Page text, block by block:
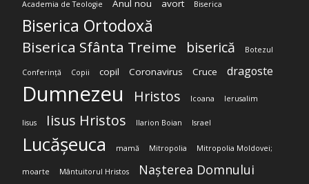
Academia de Teologie Anul nou avort Biserica
Biserica Ortodoxă
Biserica Sfânta Treime biserică Botezul
Conferință Copii copil Coronavirus Cruce dragoste
Dumnezeu Hristos Icoana Ierusalim
Iisus Iisus Hristos Ilarion Boian Israel
Lucășeuca mamă Mitropolia Mitropolia Moldovei;
moarte Mântuitorul Hristos Nașterea Domnului